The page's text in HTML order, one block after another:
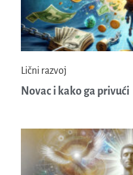
Lični razvoj
Novac i kako ga privući